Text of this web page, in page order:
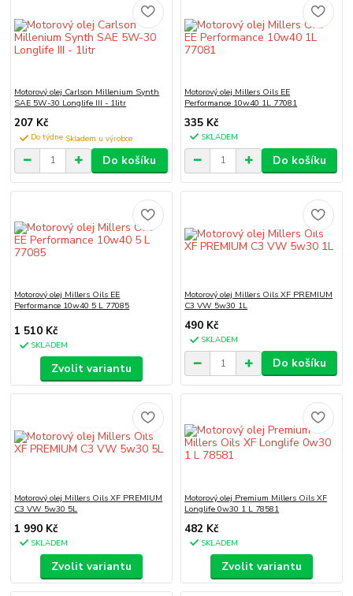
Motorový olej Carlson Millenium Synth
SAE 5W-30 Longlife III - 1litr
207 Kč
Do týdne
Do košíku
Motorový olej Millers Oils EE
Performance 10w40 1L 77081
335 Kč
SKLADEM
Do košíku
Motorový olej Millers Oils EE
Performance 10w40 5 L 77085
1 510 Kč
SKLADEM
Zvolit variantu
Motorový olej Millers Oils XF PREMIUM
C3 VW 5w30 1L
490 Kč
SKLADEM
Do košíku
Motorový olej Millers Oils XF PREMIUM
C3 VW 5w30 5L
1 990 Kč
SKLADEM
Zvolit variantu
Motorový olej Premium Millers Oils XF
Longlife 0w30 1 L 78581
482 Kč
SKLADEM
Zvolit variantu